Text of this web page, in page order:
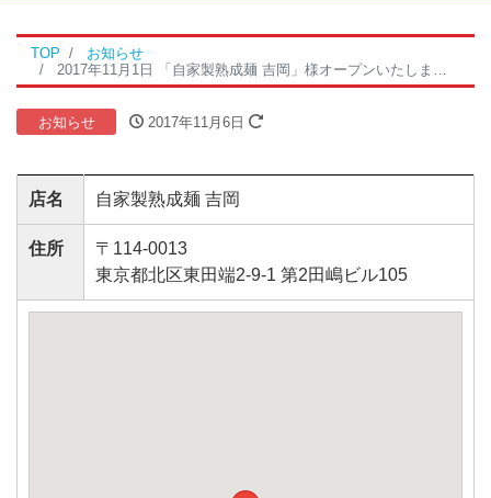
TOP
お知らせ
2017年11月1日 「自家製熟成麺 吉岡」様オープンいたします。
お知らせ 2017年11月6日
店名 自家製熟成麺 吉岡
住所
〒114-0013
東京都北区東田端2-9-1 第2田嶋ビル105